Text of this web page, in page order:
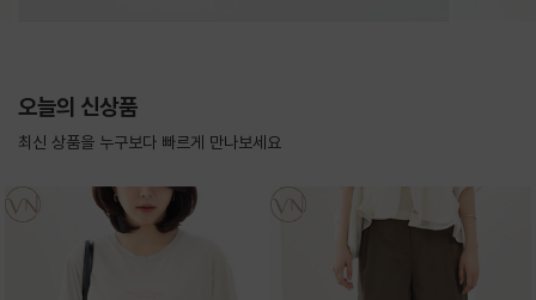
오늘의 신상품
최신 상품을 누구보다 빠르게 만나보세요